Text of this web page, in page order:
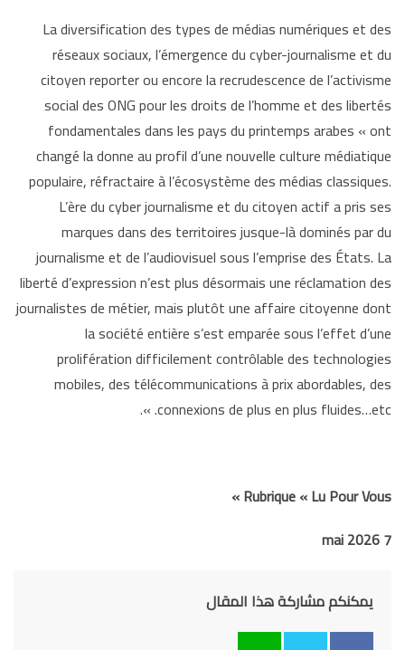
La diversification des types de médias numériques et des
réseaux sociaux, l’émergence du cyber-journalisme et du
citoyen reporter ou encore la recrudescence de l’activisme
social des ONG pour les droits de l’homme et des libertés
fondamentales dans les pays du printemps arabes « ont
changé la donne au profil d’une nouvelle culture médiatique
populaire, réfractaire à l’écosystème des médias classiques.
L’ère du cyber journalisme et du citoyen actif a pris ses
marques dans des territoires jusque-là dominés par du
journalisme et de l’audiovisuel sous l’emprise des États. La
liberté d’expression n’est plus désormais une réclamation des
journalistes de métier, mais plutôt une affaire citoyenne dont
la société entière s’est emparée sous l’effet d’une
prolifération difficilement contrôlable des technologies
mobiles, des télécommunications à prix abordables, des
connexions de plus en plus fluides…etc. ».
Rubrique « Lu Pour Vous »
7 mai 2026
يمكنكم مشاركة هذا المقال